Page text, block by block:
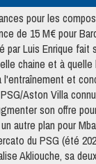
pour les compositions
de 15 M€ pour
Luis Enrique fait ses
et à quelle heure
et concerné
Aston Villa
son offre
autre plan pour
du PSG (été
sa deuxième